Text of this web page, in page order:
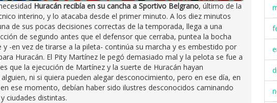
Huracán recibía en su cancha a Sportivo Belgrano, último de la
interino, y lo atacaba desde el primer minuto. A los diez minutos
de sus pocas decisiones correctas de la temporada, llega a una
de segundo antes que el defensor que cerraba, puntea la bocha
y -en vez de tirarse a la pileta- continúa su marcha y es embestido por
Huracán. El Pity Martínez le pegó demasiado mal y la pelota se fue a
que la ejecución de Martínez y la suerte de Huracán hayan
ni si quiera pueden alegar desconocimiento, pero en ese día, en
ese momento, debían haber sido ilustres desconocidos caminando
ciudades distintas.